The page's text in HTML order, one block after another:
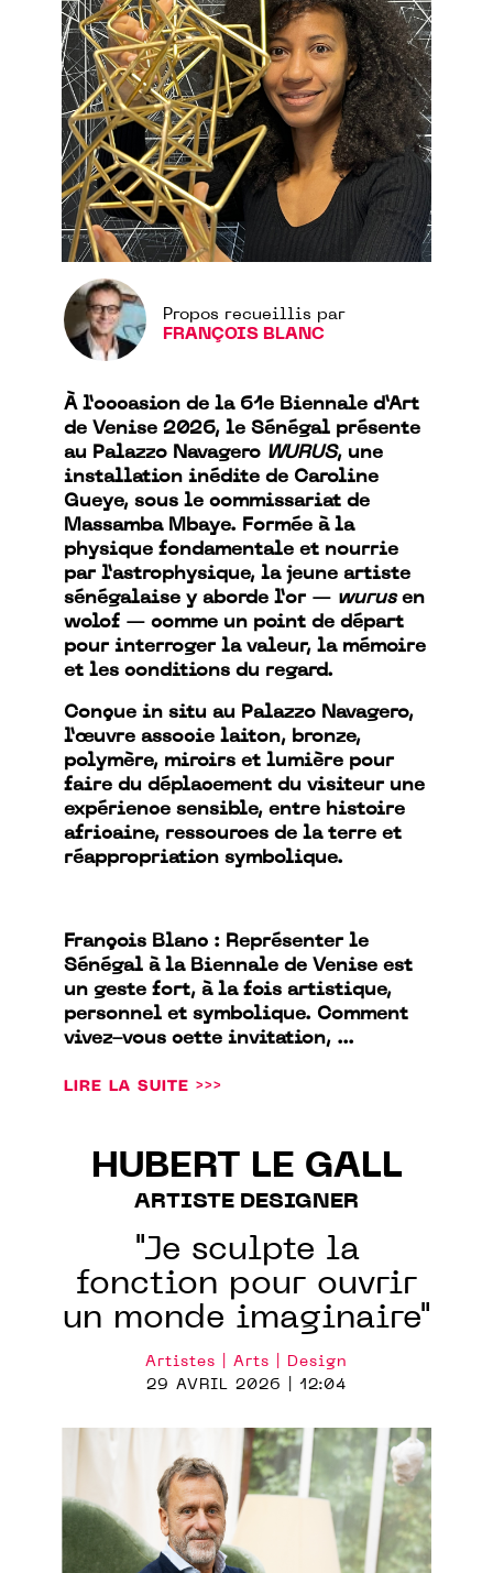
Propos recueillis par
FRANÇOIS BLANC
À l’occasion de la 61e Biennale d’Art
de Venise 2026, le Sénégal présente
au Palazzo Navagero WURUS, une
installation inédite de Caroline
Gueye, sous le commissariat de
Massamba Mbaye. Formée à la
physique fondamentale et nourrie
par l’astrophysique, la jeune artiste
sénégalaise y aborde l’or — wurusen
wolof — comme un point de départ
pour interroger la valeur, la mémoire
et les conditions du regard.
Conçue in situ au Palazzo Navagero,
l’œuvre associe laiton, bronze,
polymère, miroirs et lumière pour
faire du déplacement du visiteur une
expérience sensible, entre histoire
africaine, ressources de la terre et
réappropriation symbolique.
François Blanc : Représenter le
Sénégal à la Biennale de Venise est
un geste fort, à la fois artistique,
personnel et symbolique. Comment
vivez-vous cette invitation, ...
LIRE LA SUITE >>>
HUBERT LE GALL
ARTISTE DESIGNER
"Je sculpte la
fonction pour ouvrir
un monde imaginaire"
Artistes | Arts | Design
29 AVRIL 2026 | 12:04